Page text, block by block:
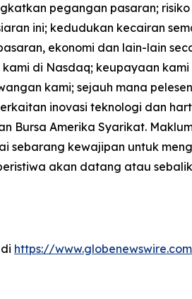
pegangan pasaran;
ini; kedudukan kecairan
ekonomi dan lain-lain
di Nasdaq; keupayaan
kami; sejauh mana
inovasi teknologi dan
Bursa Amerika Syarikat.
sebarang kewajipan untuk
akan datang atau
https://